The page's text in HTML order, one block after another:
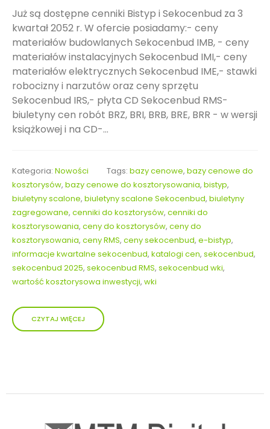
Już są dostępne cenniki Bistyp i Sekocenbud za 3
kwartał 2052 r. W ofercie posiadamy:- ceny
materiałów budowlanych Sekocenbud IMB, - ceny
materiałów instalacyjnych Sekocenbud IMI,- ceny
materiałów elektrycznych Sekocenbud IME,- stawki
robocizny i narzutów oraz ceny sprzętu
Sekocenbud IRS,- płyta CD Sekocenbud RMS-
biuletyny cen robót BRZ, BRI, BRB, BRE, BRR - w wersji
książkowej i na CD-...
Kategoria: Nowości Tags: bazy cenowe, bazy cenowe do
kosztorysów, bazy cenowe do kosztorysowania, bistyp,
biuletyny scalone, biuletyny scalone Sekocenbud, biuletyny
zagregowane, cenniki do kosztorysów, cenniki do
kosztorysowania, ceny do kosztorysów, ceny do
kosztorysowania, ceny RMS, ceny sekocenbud, e-bistyp,
informacje kwartalne sekocenbud, katalogi cen, sekocenbud,
sekocenbud 2025, sekocenbud RMS, sekocenbud wki,
wartość kosztorysowa inwestycji, wki
CZYTAJ WIĘCEJ